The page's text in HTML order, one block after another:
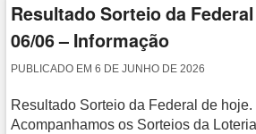
Resultado Sorteio da
06/06 – Informação
PUBLICADO EM6 DE JUNHO DE 2026
Resultado Sorteio da Federal de hoje.
Acompanhamos os Sorteios da